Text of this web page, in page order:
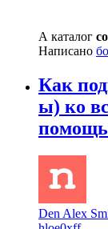
А каталог
Написано
Как
ы) ко
Den Alex